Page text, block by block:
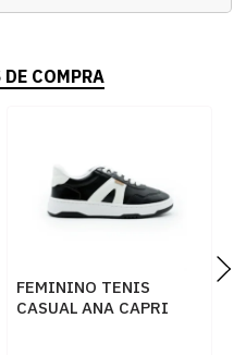
DE COMPRA
FEMININO TENIS
CASUAL ANA CAPRI